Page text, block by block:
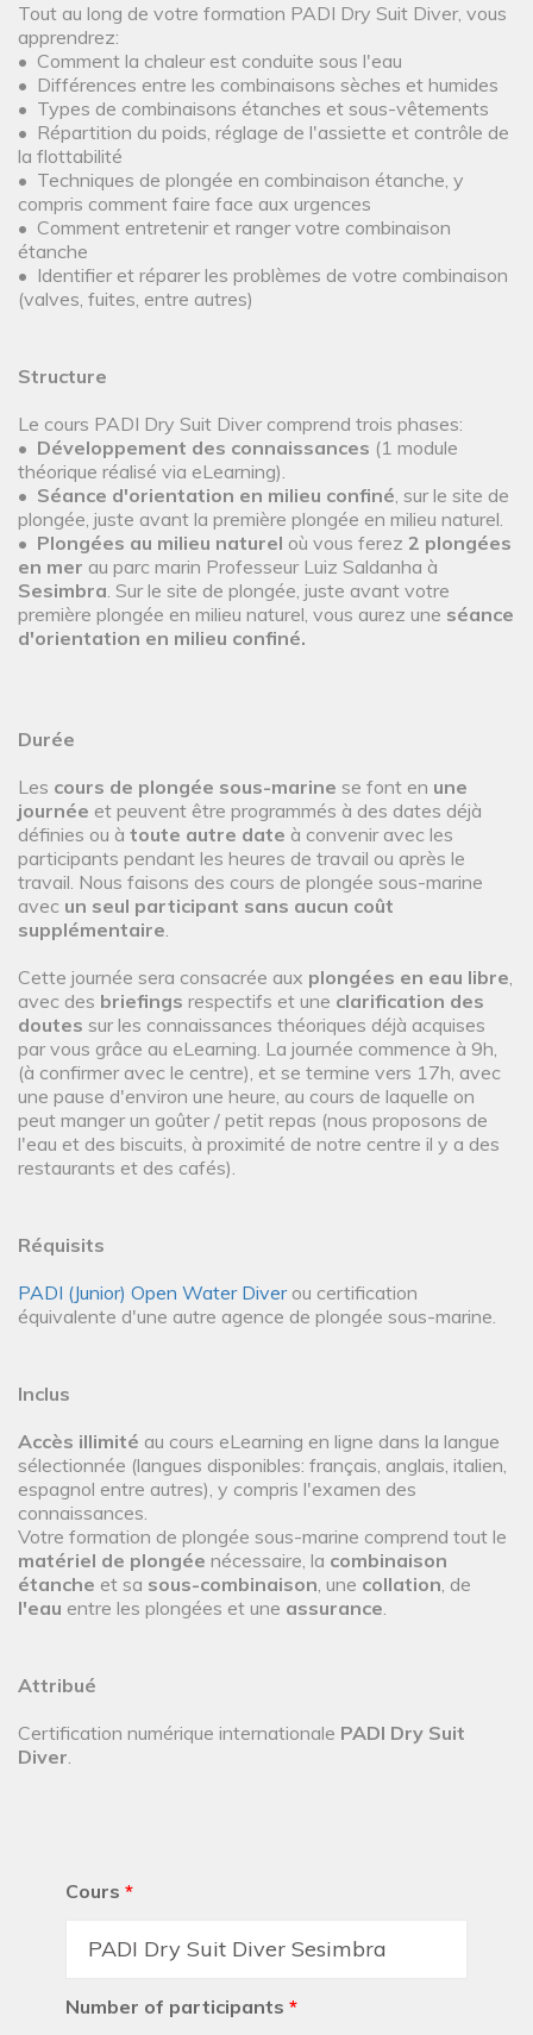
Tout au long de votre formation PADI Dry Suit Diver, vous
apprendrez:
• Comment la chaleur est conduite sous l'eau
• Différences entre les combinaisons sèches et humides
• Types de combinaisons étanches et sous-vêtements
• Répartition du poids, réglage de l'assiette et contrôle de
la flottabilité
• Techniques de plongée en combinaison étanche, y
compris comment faire face aux urgences
• Comment entretenir et ranger votre combinaison
étanche
• Identifier et réparer les problèmes de votre combinaison
(valves, fuites, entre autres)
Structure
Le cours PADI Dry Suit Diver comprend trois phases:
• Développement des connaissances (1 module
théorique réalisé via eLearning).
• Séance d'orientation en milieu confiné, sur le site de
plongée, juste avant la première plongée en milieu naturel.
• Plongées au milieu naturel où vous ferez 2 plongées
en mer au parc marin Professeur Luiz Saldanha à
Sesimbra. Sur le site de plongée, juste avant votre
première plongée en milieu naturel, vous aurez une séance
d'orientation en milieu confiné.
Durée
Les cours de plongée sous-marine se font en une
journée et peuvent être programmés à des dates déjà
définies ou à toute autre date à convenir avec les
participants pendant les heures de travail ou après le
travail. Nous faisons des cours de plongée sous-marine
avec un seul participant sans aucun coût
supplémentaire.
Cette journée sera consacrée aux plongées en eau libre,
avec des briefings respectifs et une clarification des
doutes sur les connaissances théoriques déjà acquises
par vous grâce au eLearning. La journée commence à 9h,
(à confirmer avec le centre), et se termine vers 17h, avec
une pause d'environ une heure, au cours de laquelle on
peut manger un goûter / petit repas (nous proposons de
l'eau et des biscuits, à proximité de notre centre il y a des
restaurants et des cafés).
Réquisits
PADI (Junior) Open Water Diverou certification
équivalente d'une autre agence de plongée sous-marine.
Inclus
Accès illimité au cours eLearning en ligne dans la langue
sélectionnée (langues disponibles: français, anglais, italien,
espagnol entre autres), y compris l'examen des
connaissances.
Votre formation de plongée sous-marine comprend tout le
matériel de plongée nécessaire, la combinaison
étanche et sa sous-combinaison, une collation, de
l'eau entre les plongées et une assurance.
Attribué
Certification numérique internationale PADI Dry Suit
Diver.
Cours *
Number of participants *